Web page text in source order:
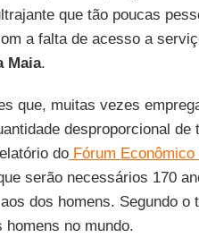
que tão poucas
a falta de acesso a
Maia.
que, muitas vezes
desproporcional de
doFórum Econômico
serão necessários 170
dos homens. Segundo o
homens no mundo.